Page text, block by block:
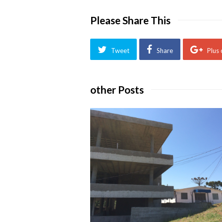
Please Share This
Tweet Share Plus
other Posts